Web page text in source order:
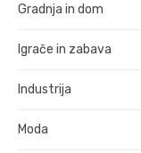
Gradnja in dom
Igrače in zabava
Industrija
Moda